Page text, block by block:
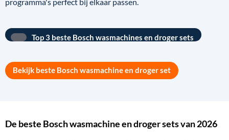
Top 3 beste Bosch wasmachines en droger sets
Bekijk beste Bosch wasmachine en droger set
De beste Bosch wasmachine en droger sets van 2026